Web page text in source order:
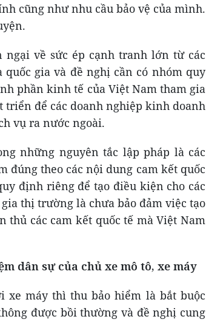
cũng như nhu cầu bảo vệ của mình.
ngại về sức ép cạnh tranh lớn từ các
gia và đề nghị cần có nhóm quy
phần kinh tế của Việt Nam tham gia
để các doanh nghiệp kinh doanh
vụ ra nước ngoài.
những nguyên tắc lập pháp là các
đúng theo các nội dung cam kết quốc
định riêng để tạo điều kiện cho các
thị trường là chưa bảo đảm việc tạo
các cam kết quốc tế mà Việt Nam
dân sự của chủ xe mô tô, xe máy
máy thì thu bảo hiểm là bắt buộc
được bồi thường và đề nghị cung